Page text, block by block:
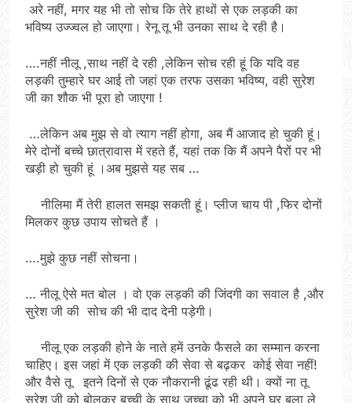
अरे नहीं, मगर यह भी तो सोच कि तेरे हाथों से एक लड़की का
भविष्य उज्ज्वल हो जाएगा। रेनू तू भी उनका साथ दे रही है।
….नहीं नीलू ,साथ नहीं दे रही ,लेकिन सोच रही हूं कि यदि वह
लड़की तुम्हारे घर आई तो जहां एक तरफ उसका भविष्य, वही सुरेश
जी का शौक भी पूरा हो जाएगा !
…लेकिन अब मुझ से वो त्याग नहीं होगा, अब मैं आजाद हो चुकी हूं।
मेरे दोनों बच्चे छात्रावास में रहते हैं, यहां तक कि मैं अपने पैरों पर भी
खड़ी हो चुकी हूं ।अब मुझसे यह सब …
नीलिमा मैं तेरी हालत समझ सकती हूं। प्लीज चाय पी ,फिर दोनों
मिलकर कुछ उपाय सोचते हैं ।
….मुझे कुछ नहीं सोचना।
… नीलू ऐसे मत बोल । वो एक लड़की की जिंदगी का सवाल है ,और
सुरेश जी की सोच की भी दाद देनी पड़ेगी।
नीलू एक लड़की होने के नाते हमें उनके फैसले का सम्मान करना
चाहिए। इस जहां में एक लड़की की सेवा से बढ़कर कोई सेवा नहीं!
और वैसे तू इतने दिनों से एक नौकरानी ढूंढ रही थी। क्यों ना तू
सुरेश जी को बोलकर बच्ची के साथ जच्चा को भी अपने घर बुला ले